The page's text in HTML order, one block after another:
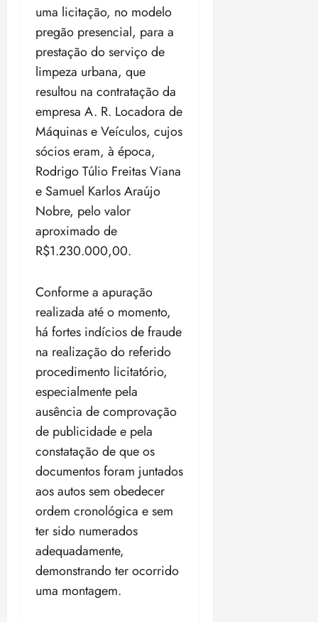
uma licitação, no modelo
pregão presencial, para a
prestação do serviço de
limpeza urbana, que
resultou na contratação da
empresa A. R. Locadora de
Máquinas e Veículos, cujos
sócios eram, à época,
Rodrigo Túlio Freitas Viana
e Samuel Karlos Araújo
Nobre, pelo valor
aproximado de
R$1.230.000,00.
Conforme a apuração
realizada até o momento,
há fortes indícios de fraude
na realização do referido
procedimento licitatório,
especialmente pela
ausência de comprovação
de publicidade e pela
constatação de que os
documentos foram juntados
aos autos sem obedecer
ordem cronológica e sem
ter sido numerados
adequadamente,
demonstrando ter ocorrido
uma montagem.